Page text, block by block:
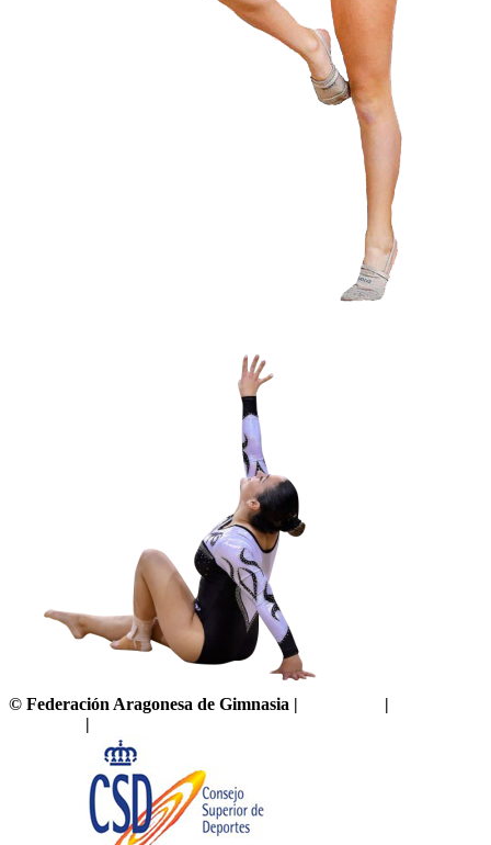
© Federación Aragonesa de Gimnasia | |
|